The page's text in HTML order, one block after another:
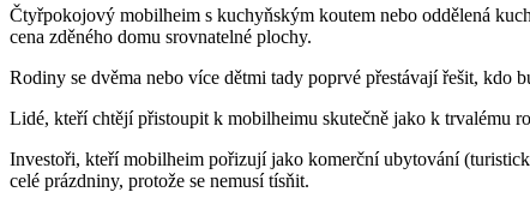
Čtyřpokojový mobilheim s kuchyňským koutem nebo oddělená
cena zděného domu srovnatelné plochy.
Rodiny se dvěma nebo více dětmi tady poprvé přestávají řešit, kdo
Lidé, kteří chtějí přistoupit k mobilheimu skutečně jako k trvalému
Investoři, kteří mobilheim pořizují jako komerční ubytování
celé prázdniny, protože se nemusí tísňit.